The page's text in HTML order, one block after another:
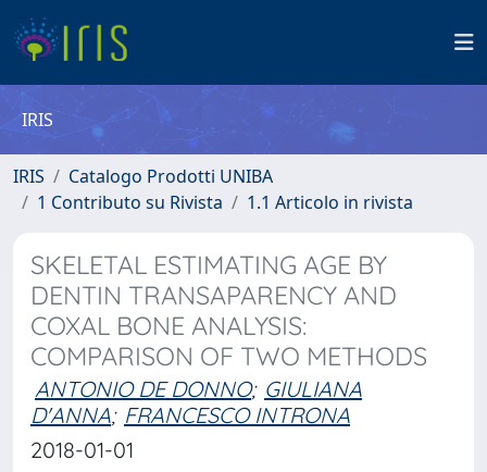
IRIS
IRIS
Catalogo Prodotti UNIBA
1 Contributo su Rivista
1.1 Articolo in rivista
SKELETAL ESTIMATING AGE BY
DENTIN TRANSAPARENCY AND
COXAL BONE ANALYSIS:
COMPARISON OF TWO METHODS
ANTONIO DE DONNO; GIULIANA
D'ANNA; FRANCESCO INTRONA
2018-01-01